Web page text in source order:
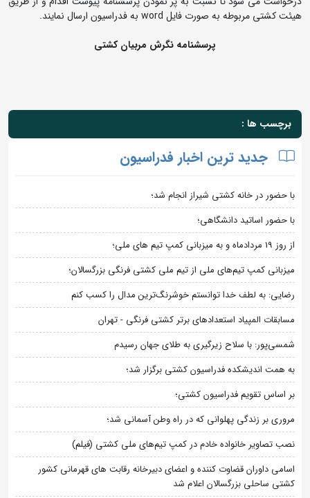
هیئت کشتی مربوطه به صورت فایل word به فدراسیون ارسال نمایند.
پرسشنامه نگرش مربیان کشتی
برچسب ها :
جدید ترین اخبار فدراسیون
با حضور در خانه کشتی شیراز انجام شد؛
با حضور اساتید دانشگاهی؛
از روز 19 مردادماه و به میزبانی کمپ تیم های ملی؛
میزبانی کمپ تیم‌های ملی از تیم ملی کشتی فرنگی بزرگسالان؛
رضایی: به لطف خدا توانستم خوشرنگ‌ترین مدال را کسب کنم
مسابقات المپیاد استعدادهای برتر کشتی فرنگی - تهران
شمسی‌پور: با سلاح زیرگیری به طلای جهان رسیدم
به همت اندیشکده فدراسیون کشتی برگزار شد؛
بر اساس تقویم فدراسیون کشتی؛
مروری بر زندگی پهلوانی که در راه وطن آسمانی شد؛
نصب تصاویر خانواده خادم در کمپ تیم‌های ملی کشتی (فیلم)
اسامی داوران قضاوت کننده و اعضای دبیرخانه رقابت های قهرمانی کشور
کشتی ساحلی بزرگسالان اعلام شد